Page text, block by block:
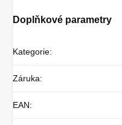
Doplňkové parametry
Kategorie:
Záruka:
EAN: